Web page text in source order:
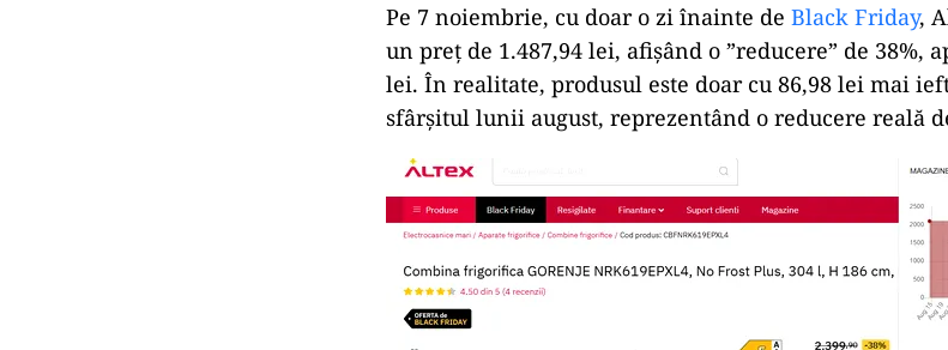
Pe 7 noiembrie, cu doar o zi înainte de Black Friday,
un preț de 1.487,94 lei, afișând o ”reducere” de 38%,
lei. În realitate, produsul este doar cu 86,98 lei mai
sfârșitul lunii august, reprezentând o reducere reală